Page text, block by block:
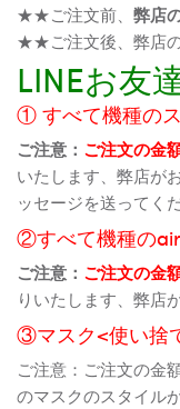
★★ご注文前、 弊店
★★ご注文後、弊店の
LINEお友
① すべて機種の
ご注意： ご注文の金
いたします、弊店が
ッセージを送ってく
②すべて機種の
ご注意： ご注文の金
りいたします、弊店
③マスク<使い捨
ご注意：ご注文の金
のマスクのスタイル